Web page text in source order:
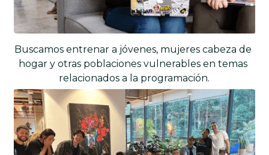
Buscamos entrenar a jóvenes, mujeres cabeza de
hogar y otras poblaciones vulnerables en temas
relacionados a la programación.